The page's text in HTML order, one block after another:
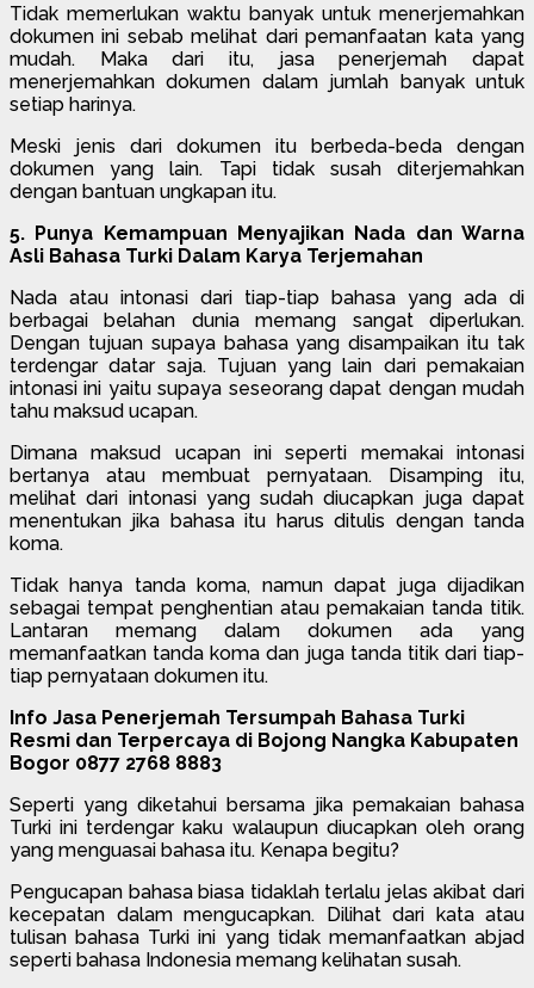
Tidak memerlukan waktu banyak untuk menerjemahkan
dokumen ini sebab melihat dari pemanfaatan kata yang
mudah. Maka dari itu, jasa penerjemah dapat
menerjemahkan dokumen dalam jumlah banyak untuk
setiap harinya.
Meski jenis dari dokumen itu berbeda-beda dengan
dokumen yang lain. Tapi tidak susah diterjemahkan
dengan bantuan ungkapan itu.
5. Punya Kemampuan Menyajikan Nada dan Warna
Asli Bahasa Turki Dalam Karya Terjemahan
Nada atau intonasi dari tiap-tiap bahasa yang ada di
berbagai belahan dunia memang sangat diperlukan.
Dengan tujuan supaya bahasa yang disampaikan itu tak
terdengar datar saja. Tujuan yang lain dari pemakaian
intonasi ini yaitu supaya seseorang dapat dengan mudah
tahu maksud ucapan.
Dimana maksud ucapan ini seperti memakai intonasi
bertanya atau membuat pernyataan. Disamping itu,
melihat dari intonasi yang sudah diucapkan juga dapat
menentukan jika bahasa itu harus ditulis dengan tanda
koma.
Tidak hanya tanda koma, namun dapat juga dijadikan
sebagai tempat penghentian atau pemakaian tanda titik.
Lantaran memang dalam dokumen ada yang
memanfaatkan tanda koma dan juga tanda titik dari tiap-
tiap pernyataan dokumen itu.
Info Jasa Penerjemah Tersumpah Bahasa Turki
Resmi dan Terpercaya di Bojong Nangka Kabupaten
Bogor 0877 2768 8883
Seperti yang diketahui bersama jika pemakaian bahasa
Turki ini terdengar kaku walaupun diucapkan oleh orang
yang menguasai bahasa itu. Kenapa begitu?
Pengucapan bahasa biasa tidaklah terlalu jelas akibat dari
kecepatan dalam mengucapkan. Dilihat dari kata atau
tulisan bahasa Turki ini yang tidak memanfaatkan abjad
seperti bahasa Indonesia memang kelihatan susah.